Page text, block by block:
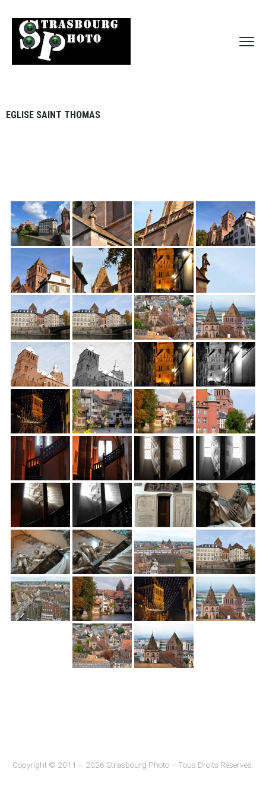
EGLISE SAINT THOMAS
Copyright © 2011 – 2026 Strasbourg Photo – Tous Droits Réservés.